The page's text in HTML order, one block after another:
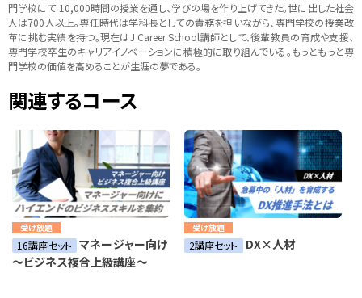
門学校にて 10,000時間の授業を通し、学びの場を作り上げてきた。世に出した社会
人は700人以上。専任時代は学科長としての責務を担いながら、専門学校の授業改
革に挑む実績を持つ。現在はJ Career School講師として、後輩教員の育成や支援、
専門学校卒生のキャリアイノベーションに積極的に取り組んでいる。もっともっと専
門学校の価値を高めることが生涯の夢である。
関連するコース
受け放題
16講座セット マネージャー向け
～ビジネス複合上級講座～
受け放題
2講座セット DX×人材